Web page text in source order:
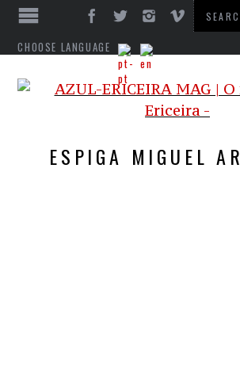
CHOOSE LANGUAGE
ESPIGA MIGUEL